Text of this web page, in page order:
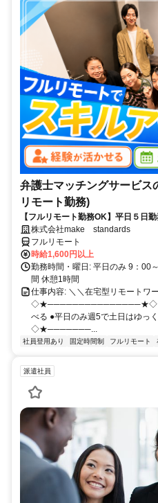
弁護士マッチングサービス
リモート勤務)
【フルリモート勤務OK】平日５日
ルが身につく営業職
株式会社make standards
フルリモート
時給1,600円以上
勤務時間・曜日: 平日のみ 9：00
間 休憩1時間
仕事内容: ＼＼在宅型リモートワ
◇★───────────────★◇
べる ●平日のみ週5で土日はゆっ
◇★───────...
社員登用あり 固定時間制 フルリモート
派遣社員